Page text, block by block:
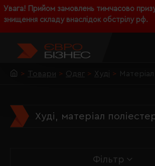
Увага! Прийом замовлень тимчасово
знищення складу внаслідок обстрілу рф.
Товари Одяг Худі
Худі, матеріал
Фільтр